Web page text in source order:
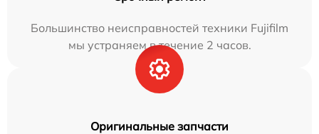
Большинство неисправностей техники Fujifilm
мы устраняем в течение 2 часов.
Оригинальные запчасти